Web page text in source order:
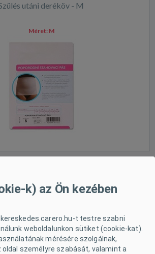
utáni deréköv - M
Méret: M
Szülés utáni deréköv - L
k) az Ön kezében
t testre szabni
weboldalunkon sütiket (cookie-kat).
mérésére szolgálnak,
személyre szabását, valamint a